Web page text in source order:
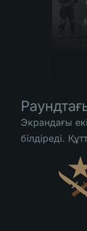
Экрандағы
білдіреді.